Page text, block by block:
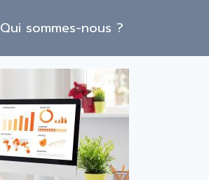
Qui sommes-nous ?